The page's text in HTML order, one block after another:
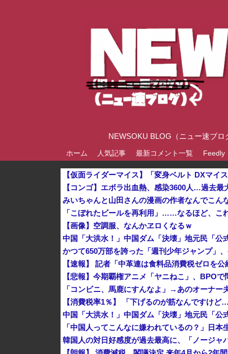
NEWSOKU BLOG（ニュー速ブ
ホーム 人気記事 最新コメント一覧 Feedly
【コンゴ】エボラ出血熱、感染3600人…過去最
みいちゃんと山田さんの漫画の作者なんでこん
「こぼれたビールを再利用」……なるほど、こ
【画像】空調服、なんかヱロくなるｗ
かつて650万部を誇った「週刊少年ジャンプ」
【悲報】今期覇権アニメ「ヤニねこ」、BPO
「コンビニ、馬鹿にすんなよ」→あのオーナー
「中国人ってこんなに嫌われているの？」日本